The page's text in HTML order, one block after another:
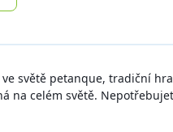
světě petanque, tradiční
na celém světě.